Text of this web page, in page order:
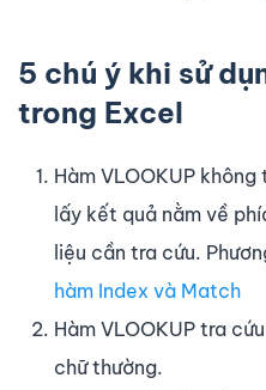
5 chú ý khi sử
trong Excel
Hàm VLOOKUP
lấy kết quả nằm về
liệu cần tra cứu.
hàm Index và Match
Hàm VLOOKUP tra
chữ thường.